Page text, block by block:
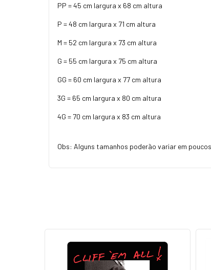
PP = 45 cm largura x 68 cm altura
P = 48 cm largura x 71 cm altura
M = 52 cm largura x 73 cm altura
G = 55 cm largura x 75 cm altura
GG = 60 cm largura x 77 cm altura
3G = 65 cm largura x 80 cm altura
4G = 70 cm largura x 83 cm altura
Obs: Alguns tamanhos poderão variar em